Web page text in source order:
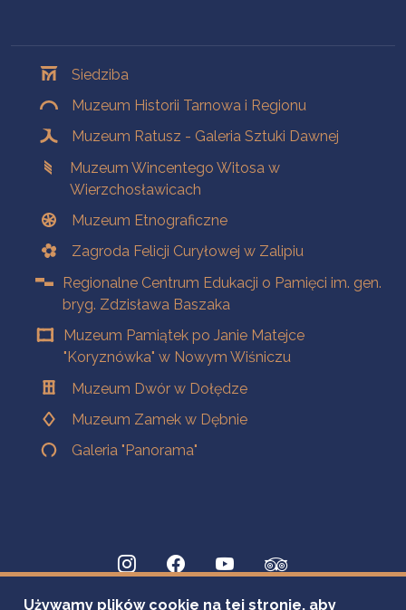
Siedziba
Muzeum Historii Tarnowa i Regionu
Muzeum Ratusz - Galeria Sztuki Dawnej
Muzeum Wincentego Witosa w
Wierzchosławicach
Muzeum Etnograficzne
Zagroda Felicji Curyłowej w Zalipiu
Regionalne Centrum Edukacji o Pamięci im. gen.
bryg. Zdzisława Baszaka
Muzeum Pamiątek po Janie Matejce
"Koryznówka" w Nowym Wiśniczu
Muzeum Dwór w Dołędze
Muzeum Zamek w Dębnie
Galeria "Panorama"
Używamy plików cookie na tej stronie, aby